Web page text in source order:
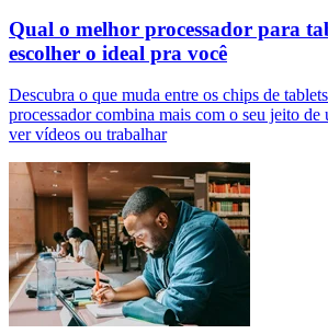
Qual o melhor processador para
escolher o ideal pra você
Descubra o que muda entre os chips de
processador combina mais com o seu jeito de
ver vídeos ou trabalhar